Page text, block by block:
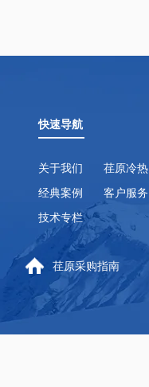
快速导航
关于我们 荏原冷热
经典案例
客户服务
技术专栏
荏原采购指南